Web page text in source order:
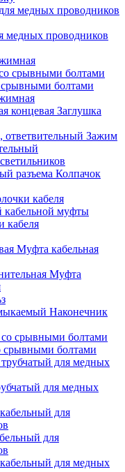
медных проводников
срывными болтами
Заглушка
Зажим
Колпачок
кабеля
кабельной муфты
кабеля
Муфта кабельная
Муфта
Наконечник
срывными болтами
для медных
для